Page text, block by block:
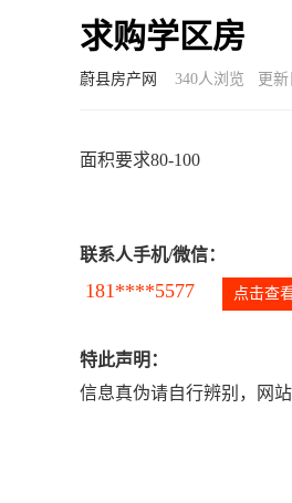
求购学区房
蔚县房产网 340人浏览 更新
面积要求80-100
联系人手机/微信：
181****5577 点击查
特此声明：
信息真伪请自行辨别，网